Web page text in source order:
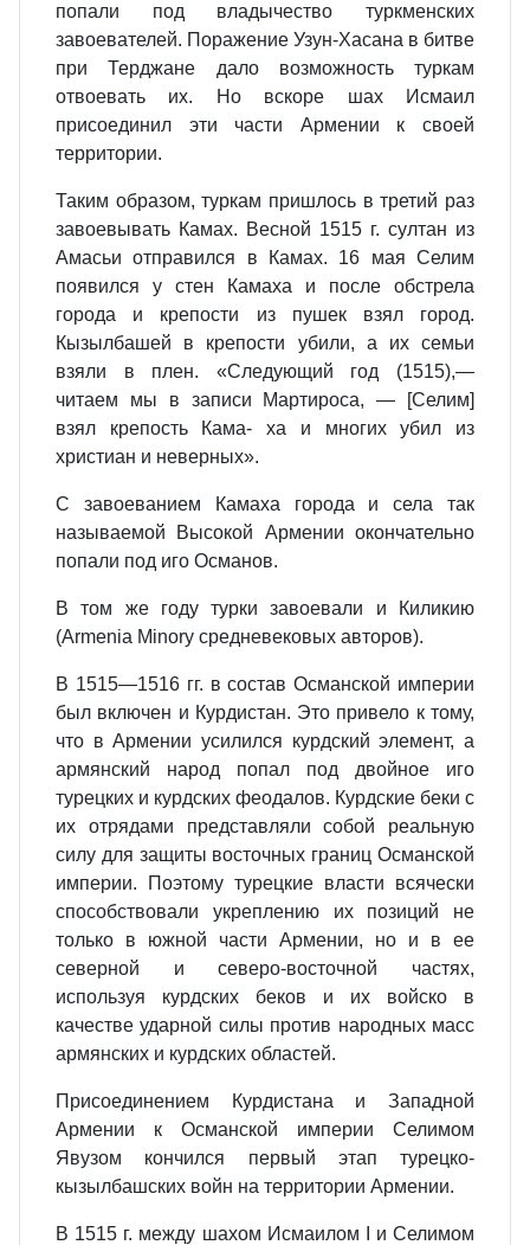
попали под владычество туркменских
завоевателей. Поражение Узун-Хасана в битве
при Терджане дало возможность туркам
отвоевать их. Но вскоре шах Исмаил
присоединил эти части Армении к своей
территории.
Таким образом, туркам пришлось в третий раз
завоевывать Камах. Весной 1515 г. султан из
Амасьи отправился в Камах. 16 мая Селим
появился у стен Камаха и после обстрела
города и крепости из пушек взял город.
Кызылбашей в крепости убили, а их семьи
взяли в плен. «Следующий год (1515),—
читаем мы в записи Мартироса, — [Селим]
взял крепость Кама- ха и многих убил из
христиан и неверных».
С завоеванием Камаха города и села так
называемой Высокой Армении окончательно
попали под иго Османов.
В том же году турки завоевали и Киликию
(Armenia Minory средневековых авторов).
В 1515—1516 гг. в состав Османской империи
был включен и Курдистан. Это привело к тому,
что в Армении усилился курдский элемент, а
армянский народ попал под двойное иго
турецких и курдских феодалов. Курдские беки с
их отрядами представляли собой реальную
силу для защиты восточных границ Османской
империи. Поэтому турецкие власти всячески
способствовали укреплению их позиций не
только в южной части Армении, но и в ее
северной и северо-восточной частях,
используя курдских беков и их войско в
качестве ударной силы против народных масс
армянских и курдских областей.
Присоединением Курдистана и Западной
Армении к Османской империи Селимом
Явузом кончился первый этап турецко-
кызылбашских войн на территории Армении.
В 1515 г. между шахом Исмаилом I и Селимом